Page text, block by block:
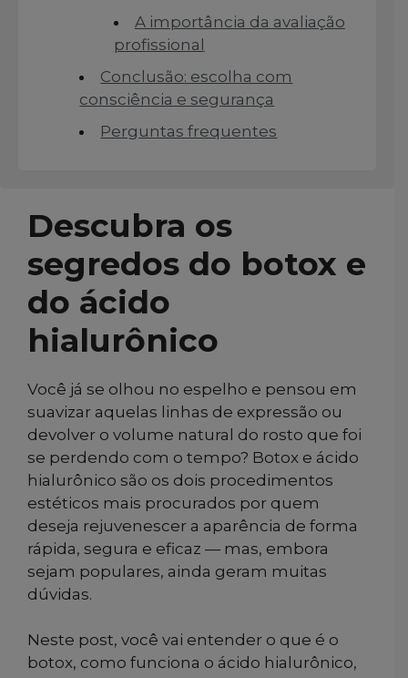
A importância da avaliação
profissional
Conclusão: escolha com
consciência e segurança
Perguntas frequentes
Descubra os
segredos do botox e
do ácido
hialurônico
Você já se olhou no espelho e pensou em
suavizar aquelas linhas de expressão ou
devolver o volume natural do rosto que foi
se perdendo com o tempo? Botox e ácido
hialurônico são os dois procedimentos
estéticos mais procurados por quem
deseja rejuvenescer a aparência de forma
rápida, segura e eficaz — mas, embora
sejam populares, ainda geram muitas
dúvidas.
Neste post, você vai entender o que é o
botox, como funciona o ácido hialurônico,